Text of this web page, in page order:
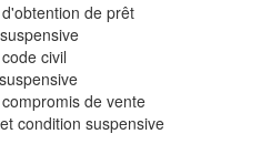
de prêt
civil
de vente
condition suspensive